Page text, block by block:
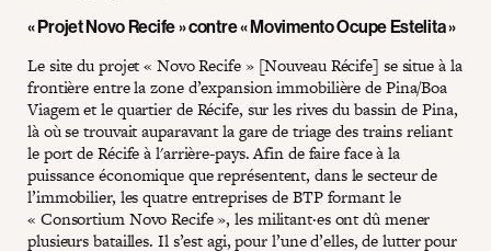
« Projet Novo Recife » contre « Movimento Ocupe Estelita »
Le site du projet « Novo Recife » [Nouveau Récife] se situe à la
frontière entre la zone d’expansion immobilière de Pina/Boa
Viagem et le quartier de Récife, sur les rives du bassin de Pina,
là où se trouvait auparavant la gare de triage des trains reliant
le port de Récife à l'arrière-pays. Afin de faire face à la
puissance économique que représentent, dans le secteur de
l’immobilier, les quatre entreprises de BTP formant le
« Consortium Novo Recife », les militant·es ont dû mener
plusieurs batailles. Il s’est agi, pour l’une d’elles, de lutter pour